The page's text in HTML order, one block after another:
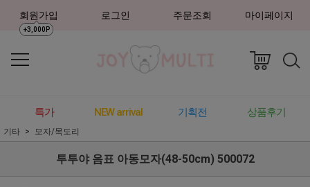
회원가입
+3,000P
로그인 주문조회 마이페이지
특가 NEW arrival 기획전 상품후기
기타 모자/목도리
투투야 음표 아동모자(48-50cm) 500072